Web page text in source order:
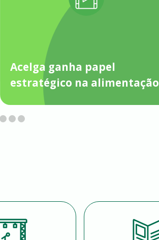
Acelga ganha papel
estratégico na alimentação